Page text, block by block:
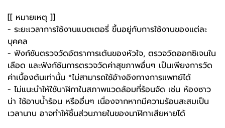
[[ หมายเหตุ ]]
- ระยะเวลาการใช้งานแบตเตอรี่ ขึ้นอยู่กับการใช้งานของแต่ละ
บุคคล
- ฟังก์ชันตรวจวัดอัตราการเต้นของหัวใจ, ตรวจวัดออกซิเจนใน
เลือด และฟังก์ชันการตรวจวัดค่าสุขภาพอื่นๆ เป็นเพียงการวัด
ค่าเบื้องต้นเท่านั้น *ไม่สามารถใช้อ้างอิงทางการแพทย์ได้
- ไม่แนะนำให้ใช้นาฬิกาในสภาพแวดล้อมที่ร้อนจัด เช่น ห้องซาว
น่า ใช้อาบน้ำร้อน หรืออื่นๆ เนื่องจากหากมีความร้อนสะสมเป็น
เวลานาน อาจทำให้ชิ้นส่วนภายในของนาฬิกาเสียหายได้